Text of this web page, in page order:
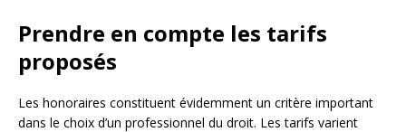
Prendre en compte les tarifs
proposés
Les honoraires constituent évidemment un critère important
dans le choix d’un professionnel du droit. Les tarifs varient